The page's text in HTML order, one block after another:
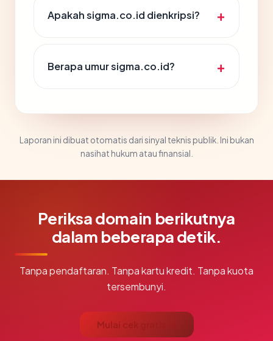
Apakah sigma.co.id dienkripsi?
Berapa umur sigma.co.id?
Laporan ini dibuat otomatis dari sinyal teknis publik. Ini bukan
nasihat hukum atau finansial.
Periksa domain berikutnya
dalam beberapa detik.
Tanpa pendaftaran. Tanpa kartu kredit. Tanpa kuota
tersembunyi.
Mulai cek gratis →